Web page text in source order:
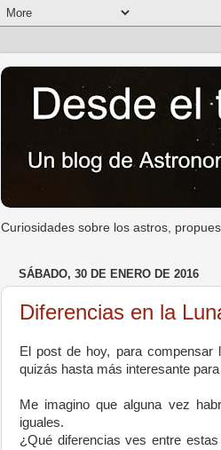
Curiosidades sobre los astros,
SÁBADO, 30 DE ENERO DE 2016
Diferencias en la
El post de hoy, para
quizás hasta más interesante
Me imagino que alguna vez
iguales.
¿Qué diferencias ves entre